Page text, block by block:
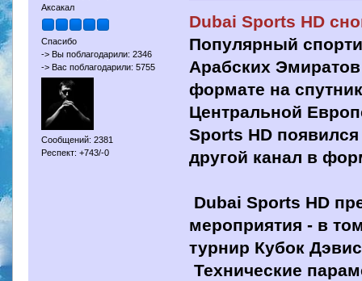
Аксакал
Спасибо
-> Вы поблагодарили: 2346
-> Вас поблагодарили: 5755
Сообщений: 2381
Респект: +743/-0
Dubai Sports HD
Популярный
Арабских
формате на
Центральной
Sports HD
другой канал в
Dubai Sports HD
мероприятия - в
турнир Кубок
Технические